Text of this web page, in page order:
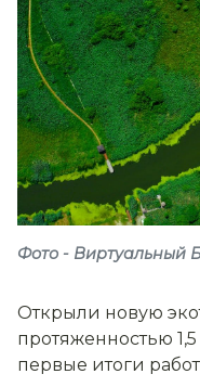
Фото - Виртуальный
Открыли новую
протяженностью
первые итоги